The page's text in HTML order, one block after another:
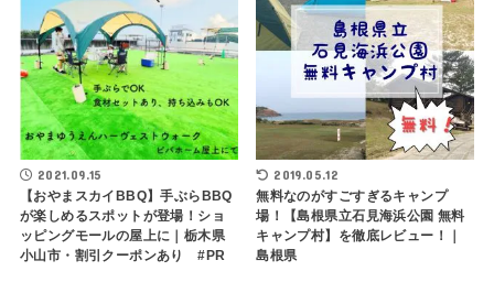
2021.09.15
【おやまスカイBBQ】手ぶらBBQ
が楽しめるスポットが登場！ショ
ッピングモールの屋上に｜栃木県
小山市・割引クーポンあり #PR
2019.05.12
無料なのがすごすぎるキャンプ
場！【島根県立石見海浜公園 無料
キャンプ村】を徹底レビュー！｜
島根県